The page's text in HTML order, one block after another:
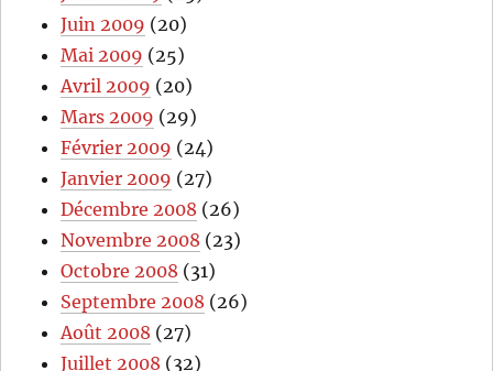
Juin 2009 (20)
Mai 2009 (25)
Avril 2009 (20)
Mars 2009 (29)
Février 2009 (24)
Janvier 2009 (27)
Décembre 2008 (26)
Novembre 2008 (23)
Octobre 2008 (31)
Septembre 2008 (26)
Août 2008 (27)
Juillet 2008 (32)